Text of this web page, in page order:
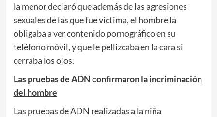
la menor declaró que además de las agresiones
sexuales de las que fue víctima, el hombre la
obligaba a ver contenido pornográfico en su
teléfono móvil, y que le pellizcaba en la cara si
cerraba los ojos.
Las pruebas de ADN confirmaron la incriminación
del hombre
Las pruebas de ADN realizadas a la niña